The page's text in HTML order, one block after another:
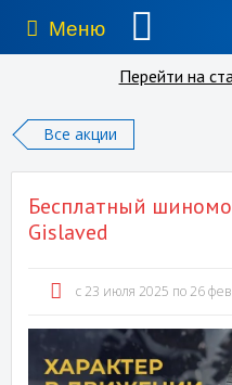
Меню
Перейти на
Все акции
Бесплатный
Gislaved
c 23 июля 2025 по 26